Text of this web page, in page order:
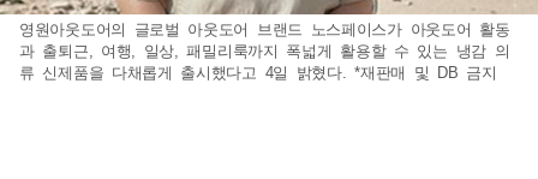
영원아웃도어의 글로벌 아웃도어 브랜드 노스페이스가 아웃도어 활동
과 출퇴근, 여행, 일상, 패밀리룩까지 폭넓게 활용할 수 있는 냉감 의
류 신제품을 다채롭게 출시했다고 4일 밝혔다. *재판매 및 DB 금지